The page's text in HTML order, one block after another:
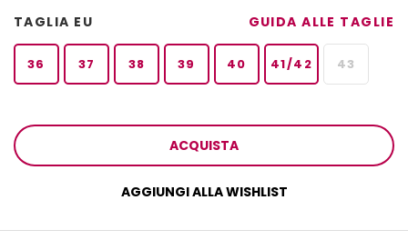
TAGLIA EU GUIDA ALLE TAGLIE
36 37 38 39 40 41/42 43
ACQUISTA
AGGIUNGI ALLA WISHLIST